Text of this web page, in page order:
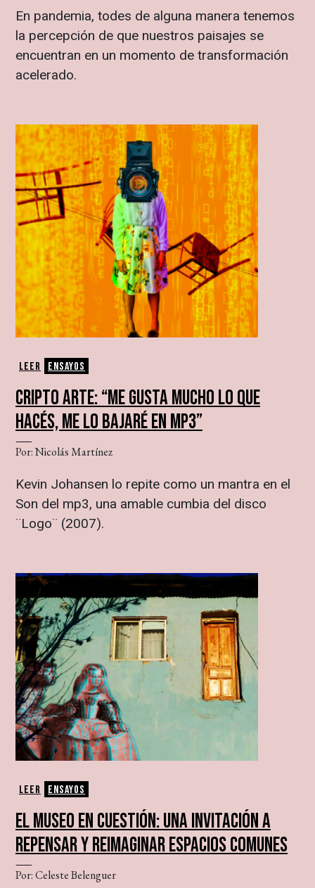
En pandemia, todes de alguna manera tenemos
la percepción de que nuestros paisajes se
encuentran en un momento de transformación
acelerado.
Leer Ensayos
CRIPTO ARTE: “ME GUSTA MUCHO LO QUE
HACÉS, ME LO BAJARÉ EN MP3”
Por: Nicolás Martínez
Kevin Johansen lo repite como un mantra en el
Son del mp3, una amable cumbia del disco
¨Logo¨ (2007).
Leer Ensayos
EL MUSEO EN CUESTIÓN: UNA INVITACIÓN A
REPENSAR Y REIMAGINAR ESPACIOS COMUNES
Por: Celeste Belenguer